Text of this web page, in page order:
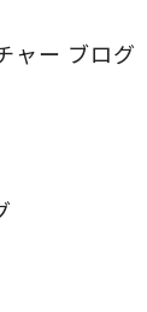
ャー ブログ